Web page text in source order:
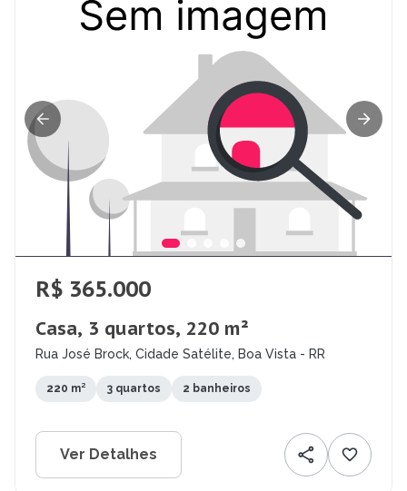
R$ 365.000
Casa, 3 quartos, 220 m²
Rua José Brock, Cidade Satélite, Boa Vista - RR
220 m² 3 quartos 2 banheiros
Ver Detalhes